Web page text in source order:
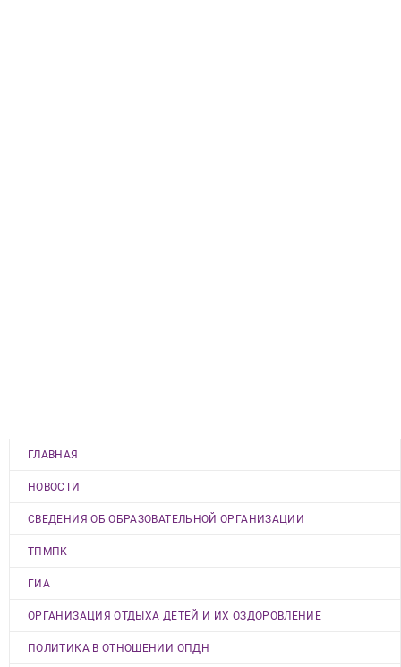
ГЛАВНАЯ
НОВОСТИ
СВЕДЕНИЯ ОБ ОБРАЗОВАТЕЛЬНОЙ ОРГАНИЗАЦИИ
ТПМПК
ГИА
ОРГАНИЗАЦИЯ ОТДЫХА ДЕТЕЙ И ИХ ОЗДОРОВЛЕНИЕ
ПОЛИТИКА В ОТНОШЕНИИ ОПДН